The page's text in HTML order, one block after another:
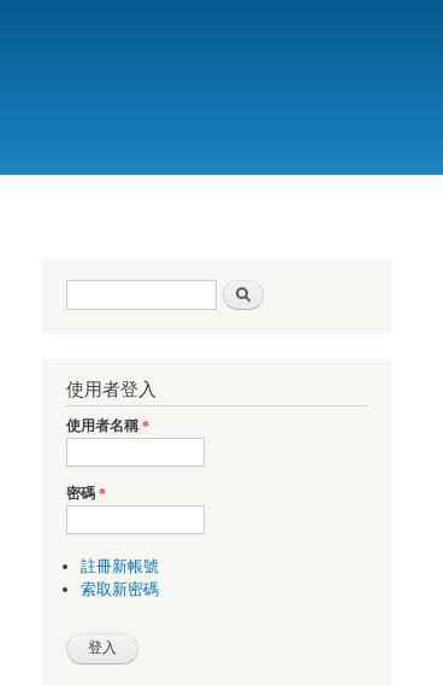
搜尋表單
使用者登入
使用者名稱*
密碼*
註冊新帳號
索取新密碼